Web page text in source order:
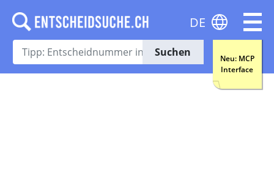
Suchen
Neu: MCP
Interface
DE